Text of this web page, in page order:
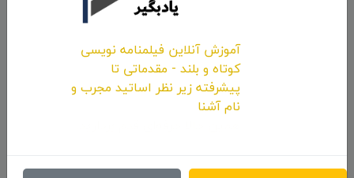
ارسال نظرات
آموزش آنلاین فیلمنامه نویسی
کوتاه و بلند - مقدماتی تا
پیشرفته زیر نظر اساتید مجرب و
نام آشنا